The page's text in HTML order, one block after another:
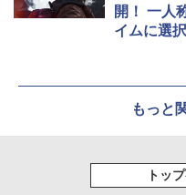
開！ 一人
イムに選
もっと
トッ